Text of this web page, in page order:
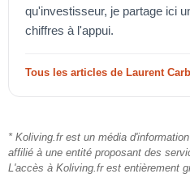
qu'investisseur, je partage ici
chiffres à l'appui.
Tous les articles de Laurent
* Koliving.fr est un média
affilié à une entité proposant des
L'accès à Koliving.fr est entièrement